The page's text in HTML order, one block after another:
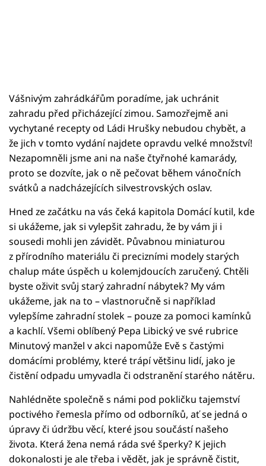
Vášnivým zahrádkářům poradíme, jak uchránit
zahradu před přicházející zimou. Samozřejmě ani
vychytané recepty od Ládi Hrušky nebudou chybět, a
že jich v tomto vydání najdete opravdu velké množství!
Nezapomněli jsme ani na naše čtyřnohé kamarády,
proto se dozvíte, jak o ně pečovat během vánočních
svátků a nadcházejících silvestrovských oslav.
Hned ze začátku na vás čeká kapitola Domácí kutil, kde
si ukážeme, jak si vylepšit zahradu, že by vám ji i
sousedi mohli jen závidět. Půvabnou miniaturou
z přírodního materiálu či precizními modely starých
chalup máte úspěch u kolemjdoucích zaručený. Chtěli
byste oživit svůj starý zahradní nábytek? My vám
ukážeme, jak na to – vlastnoručně si například
vylepšíme zahradní stolek – pouze za pomoci kamínků
a kachlí. Všemi oblíbený Pepa Libický ve své rubrice
Minutový manžel v akci napomůže Evě s častými
domácími problémy, které trápí většinu lidí, jako je
čistění odpadu umyvadla či odstranění starého nátěru.
Nahlédněte společně s námi pod pokličku tajemství
poctivého řemesla přímo od odborníků, ať se jedná o
úpravy či údržbu věcí, které jsou součástí našeho
života. Která žena nemá ráda své šperky? K jejich
dokonalosti je ale třeba i vědět, jak je správně čistit,